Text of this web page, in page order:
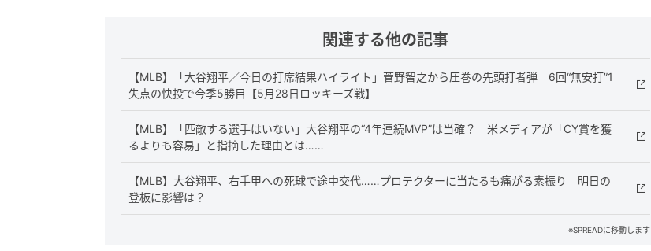
関連する他の記事
【MLB】「大谷翔平／今日の打席結果ハイライト」菅野智之から圧巻の先頭打者弾 6回“無安打”1
失点の快投で今季5勝目【5月28日ロッキーズ戦】
【MLB】「匹敵する選手はいない」大谷翔平の“4年連続MVP”は当確？ 米メディアが「CY賞を獲
るよりも容易」と指摘した理由とは……
【MLB】大谷翔平、右手甲への死球で途中交代……プロテクターに当たるも痛がる素振り 明日の
登板に影響は？
※SPREADに移動します